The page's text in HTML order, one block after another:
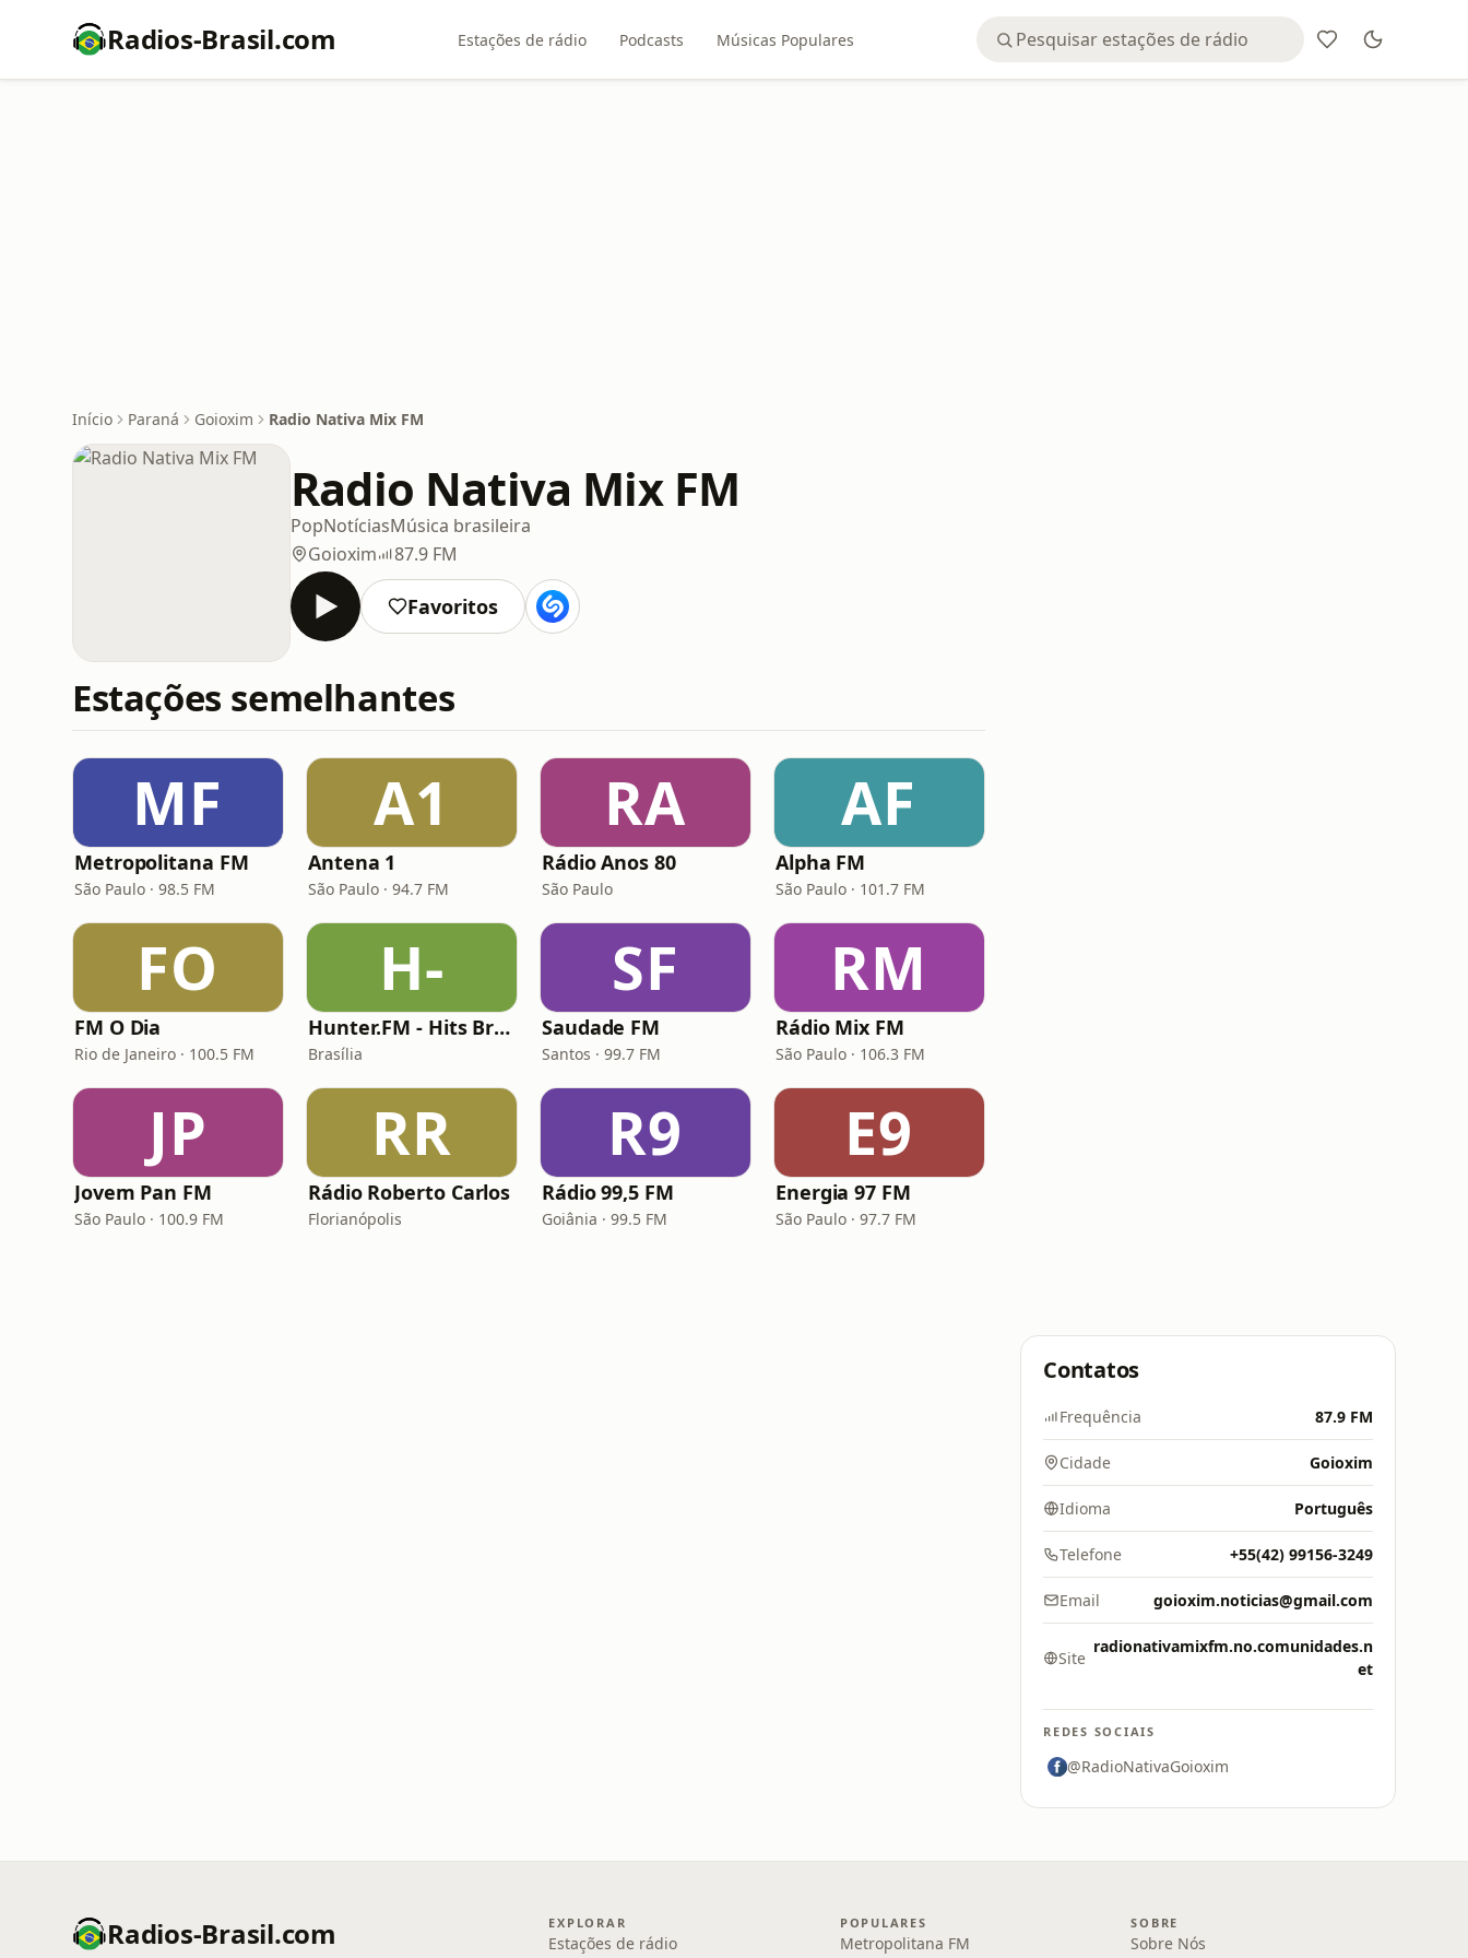
Radios-Brasil.com Estações de rádio Podcasts Músicas Populares
Início Paraná Goioxim Radio Nativa Mix FM
Radio Nativa Mix FM
PopNotíciasMúsica brasileira
Goioxim
87.9 FM
Favoritos
Estações semelhantes
MF
Metropolitana FM
São Paulo · 98.5 FM
A1
Antena 1
São Paulo · 94.7 FM
RA
Rádio Anos 80
São Paulo
AF
Alpha FM
São Paulo · 101.7 FM
FO
FM O Dia
Rio de Janeiro · 100.5 FM
H-
Hunter.FM - Hits Brasil
Brasília
SF
Saudade FM
Santos · 99.7 FM
RM
Rádio Mix FM
São Paulo · 106.3 FM
JP
Jovem Pan FM
São Paulo · 100.9 FM
RR
Rádio Roberto Carlos
Florianópolis
R9
Rádio 99,5 FM
Goiânia · 99.5 FM
E9
Energia 97 FM
São Paulo · 97.7 FM
Contatos
Frequência 87.9 FM
Cidade Goioxim
Idioma Português
Telefone +55(42) 99156-3249
Email goioxim.noticias@gmail.com
Site
radionativamixfm.no.comunidades.n
et
REDES SOCIAIS
@RadioNativaGoioxim
Radios-Brasil.com EXPLORAR
Estações de rádio
POPULARES
Metropolitana FM
SOBRE
Sobre Nós